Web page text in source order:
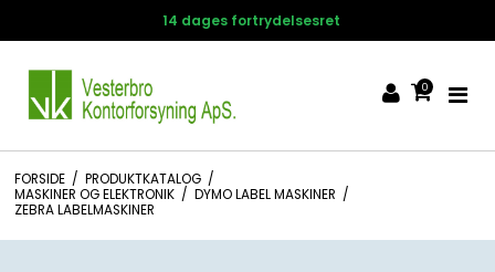
14 dages fortrydelsesret
0
FORSIDE / PRODUKTKATALOG /
MASKINER OG ELEKTRONIK / DYMO LABEL MASKINER /
ZEBRA LABELMASKINER